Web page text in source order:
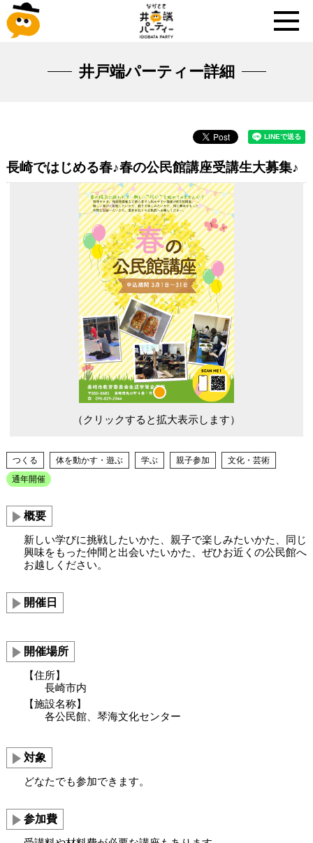
井戸端パーティー詳細
長崎ではじめる春♪春の公民館講座受講生大募集♪
（クリックすると拡大表示します）
つくる 体を動かす・遊ぶ 学ぶ 親子参加
文化・芸術
通年開催
概要
新しい学びに挑戦したいかた、親子で楽しみたいかた、同じ
興味をもった仲間と出会いたいかた、ぜひお近くの公民館へ
お越しください。
開催日
開催場所
【住所】
長崎市内
【施設名称】
各公民館、琴海文化センター
対象
どなたでも参加できます。
参加費